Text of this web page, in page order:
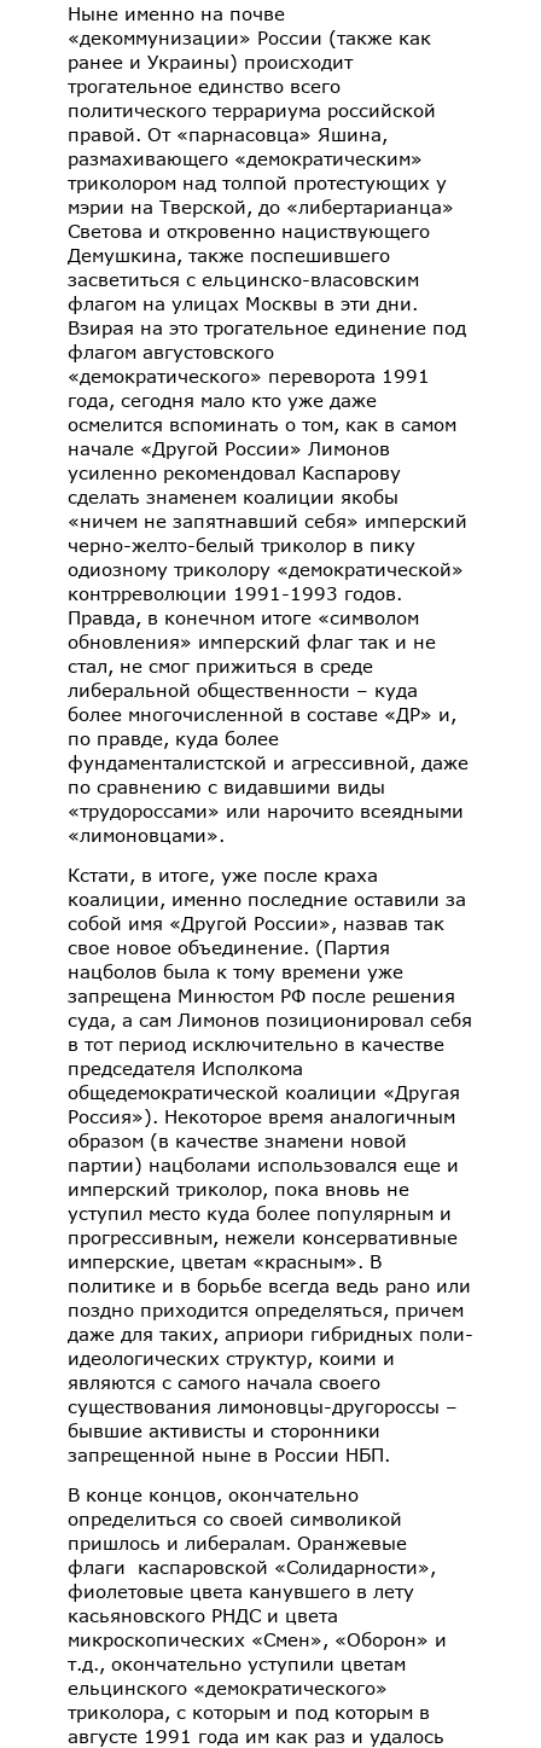
Ныне именно на почве
«декоммунизации» России (также как
ранее и Украины) происходит
трогательное единство всего
политического террариума российской
правой. От «парнасовца» Яшина,
размахивающего «демократическим»
триколором над толпой протестующих у
мэрии на Тверской, до «либертарианца»
Светова и откровенно нациствующего
Демушкина, также поспешившего
засветиться с ельцинско-власовским
флагом на улицах Москвы в эти дни.
Взирая на это трогательное единение под
флагом августовского
«демократического» переворота 1991
года, сегодня мало кто уже даже
осмелится вспоминать о том, как в самом
начале «Другой России» Лимонов
усиленно рекомендовал Каспарову
сделать знаменем коалиции якобы
«ничем не запятнавший себя» имперский
черно-желто-белый триколор в пику
одиозному триколору «демократической»
контрреволюции 1991-1993 годов.
Правда, в конечном итоге «символом
обновления» имперский флаг так и не
стал, не смог прижиться в среде
либеральной общественности – куда
более многочисленной в составе «ДР» и,
по правде, куда более
фундаменталистской и агрессивной, даже
по сравнению с видавшими виды
«трудороссами» или нарочито всеядными
«лимоновцами».
Кстати, в итоге, уже после краха
коалиции, именно последние оставили за
собой имя «Другой России», назвав так
свое новое объединение. (Партия
нацболов была к тому времени уже
запрещена Минюстом РФ после решения
суда, а сам Лимонов позиционировал себя
в тот период исключительно в качестве
председателя Исполкома
общедемократической коалиции «Другая
Россия»). Некоторое время аналогичным
образом (в качестве знамени новой
партии) нацболами использовался еще и
имперский триколор, пока вновь не
уступил место куда более популярным и
прогрессивным, нежели консервативные
имперские, цветам «красным». В
политике и в борьбе всегда ведь рано или
поздно приходится определяться, причем
даже для таких, априори гибридных поли-
идеологических структур, коими и
являются с самого начала своего
существования лимоновцы-другороссы –
бывшие активисты и сторонники
запрещенной ныне в России НБП.
В конце концов, окончательно
определиться со своей символикой
пришлось и либералам. Оранжевые
флаги каспаровской «Солидарности»,
фиолетовые цвета канувшего в лету
касьяновского РНДС и цвета
микроскопических «Смен», «Оборон» и
т.д., окончательно уступили цветам
ельцинского «демократического»
триколора, с которым и под которым в
августе 1991 года им как раз и удалось